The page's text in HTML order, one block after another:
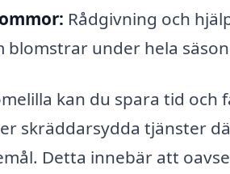
Rådgivning och
under hela
kan du spara tid och
skräddarsydda tjänster
Detta innebär att